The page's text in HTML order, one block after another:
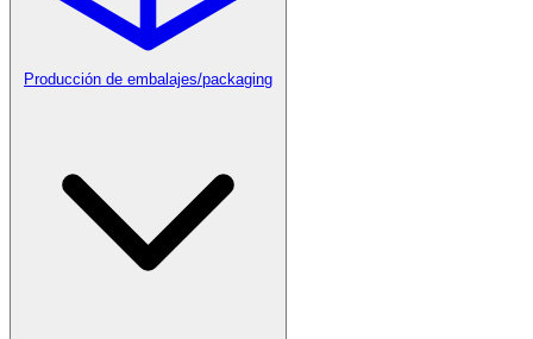
Producción de embalajes/packaging